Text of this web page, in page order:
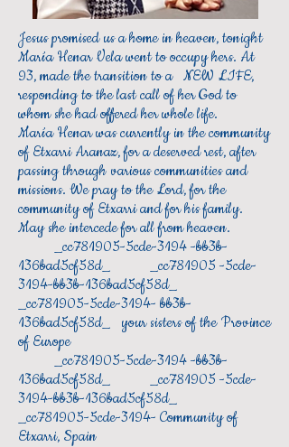
Jesus promised us a home in heaven, tonight
María Henar Vela went to occupy hers. At
93, made the transition to a NEW LIFE,
responding to the last call of her God to
whom she had offered her whole life.
María Henar was currently in the community
of Etxarri Aranaz, for a deserved rest, after
passing through various communities and
missions. We pray to the Lord, for the
community of Etxarri and for his family.
May she intercede for all from heaven.
_cc781905-5cde-3194 -bb3b-
136bad5cf58d_ _cc781905 -5cde-
3194-bb3b-136bad5cf58d_
_cc781905-5cde-3194- bb3b-
136bad5cf58d_ your sisters of the Province
of Europe
_cc781905-5cde-3194 -bb3b-
136bad5cf58d_ _cc781905 -5cde-
3194-bb3b-136bad5cf58d_
_cc781905-5cde-3194- Community of
Etxarri, Spain